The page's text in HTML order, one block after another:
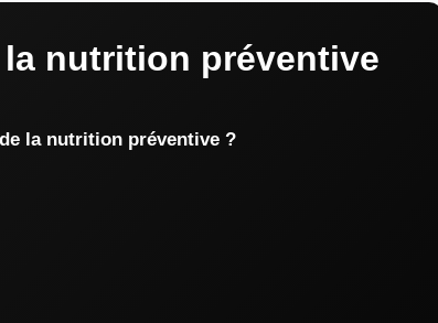
nutrition préventive
la nutrition préventive ?